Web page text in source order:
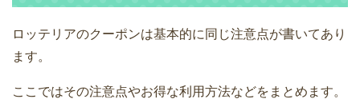
ロッテリアのクーポンは基本的に同じ注意点が書いてあり
ます。
ここではその注意点やお得な利用方法などをまとめます。